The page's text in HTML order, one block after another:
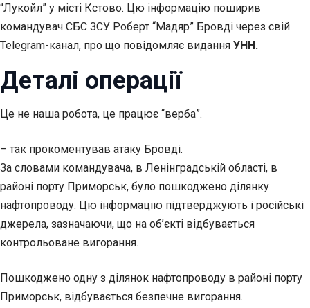
“Лукойл” у місті Кстово. Цю інформацію поширив
командувач СБС ЗСУ Роберт “Мадяр” Бровді через свій
Telegram-канал, про що повідомляє видання УНН.
Деталі операції
Це не наша робота, це працює “верба”.
– так прокоментував атаку Бровді.
За словами командувача, в Ленінградській області, в
районі порту Приморськ, було пошкоджено ділянку
нафтопроводу. Цю інформацію підтверджують і російські
джерела, зазначаючи, що на об’єкті відбувається
контрольоване вигорання.
Пошкоджено одну з ділянок нафтопроводу в районі порту
Приморськ, відбувається безпечне вигорання.